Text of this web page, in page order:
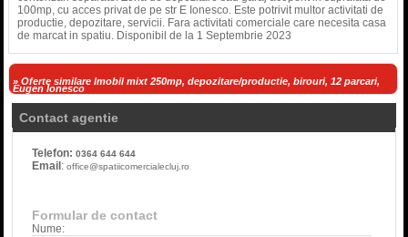
100mp, cu acces privat de pe str E Ionesco. Este potrivit multor activitati de
productie, depozitare, servicii. Fara activitati comerciale care necesita casa
de marcat in spatiu. Disponibil de la 1 Septembrie 2023
» Oferte similare Imobil mixt 250mp, depozitare/productie, birouri, 12 parcari,
Eugen Ionesco
Contact agentie
Telefon:0364 644 644
Email :office@spatiicomercialecluj.ro
Formular de contact
Nume: